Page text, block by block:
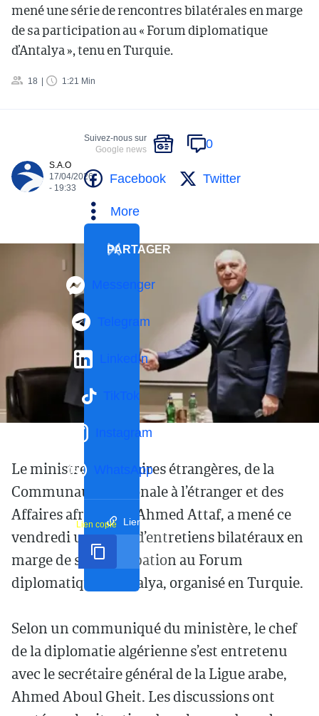
mené une série de rencontres bilatérales en marge
de sa participation au « Forum diplomatique
d’Antalya », tenu en Turquie.
18 1:21 Min
S.A.O
17/04/2026
- 19:33
Suivez-nous sur
Google news
0
Facebook Twitter
More
PARTAGER
Messenger
Telegram
LinkedIn
TikTok
Instagram
WhatsApp
Lien court
Lien copié
Le ministre des Affaires étrangères, de la
Communauté nationale à l’étranger et des
Affaires africaines, Ahmed Attaf, a mené ce
vendredi une série d’entretiens bilatéraux en
marge de sa participation au Forum
diplomatique d’Antalya, organisé en Turquie.
Selon un communiqué du ministère, le chef
de la diplomatie algérienne s’est entretenu
avec le secrétaire général de la Ligue arabe,
Ahmed Aboul Gheit. Les discussions ont